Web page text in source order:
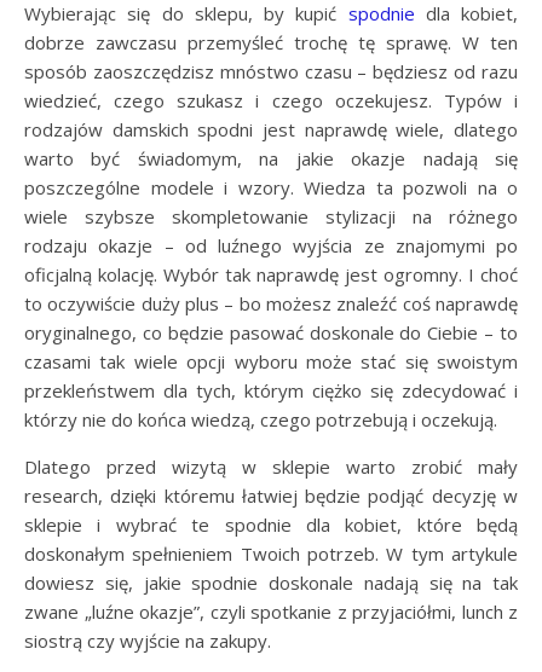
Wybierając się do sklepu, by kupić spodnie dla kobiet,
dobrze zawczasu przemyśleć trochę tę sprawę. W ten
sposób zaoszczędzisz mnóstwo czasu – będziesz od razu
wiedzieć, czego szukasz i czego oczekujesz. Typów i
rodzajów damskich spodni jest naprawdę wiele, dlatego
warto być świadomym, na jakie okazje nadają się
poszczególne modele i wzory. Wiedza ta pozwoli na o
wiele szybsze skompletowanie stylizacji na różnego
rodzaju okazje – od luźnego wyjścia ze znajomymi po
oficjalną kolację. Wybór tak naprawdę jest ogromny. I choć
to oczywiście duży plus – bo możesz znaleźć coś naprawdę
oryginalnego, co będzie pasować doskonale do Ciebie – to
czasami tak wiele opcji wyboru może stać się swoistym
przekleństwem dla tych, którym ciężko się zdecydować i
którzy nie do końca wiedzą, czego potrzebują i oczekują.
Dlatego przed wizytą w sklepie warto zrobić mały
research, dzięki któremu łatwiej będzie podjąć decyzję w
sklepie i wybrać te spodnie dla kobiet, które będą
doskonałym spełnieniem Twoich potrzeb. W tym artykule
dowiesz się, jakie spodnie doskonale nadają się na tak
zwane „luźne okazje”, czyli spotkanie z przyjaciółmi, lunch z
siostrą czy wyjście na zakupy.